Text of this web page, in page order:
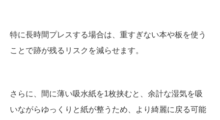
特に長時間プレスする場合は、重すぎない本や板を使う
ことで跡が残るリスクを減らせます。
さらに、間に薄い吸水紙を1枚挟むと、余計な湿気を吸
いながらゆっくりと紙が整うため、より綺麗に戻る可能